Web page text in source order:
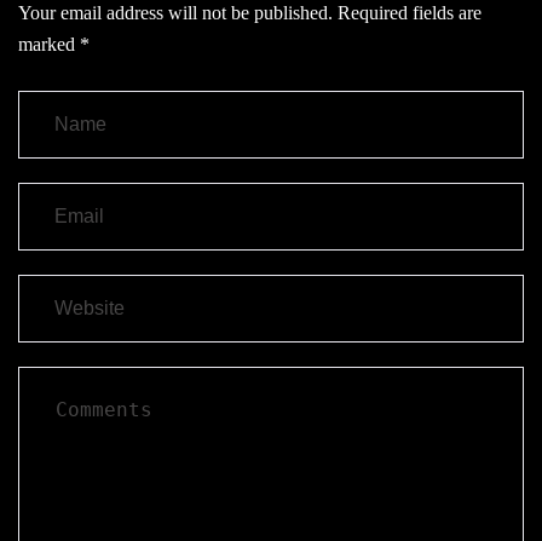
Your email address will not be published. Required fields are
marked *